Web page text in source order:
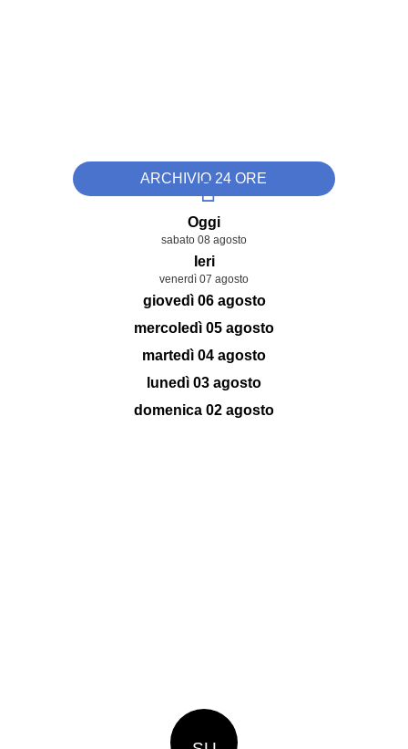
ARCHIVIO 24 ORE
Oggi
sabato 08 agosto
Ieri
venerdì 07 agosto
giovedì 06 agosto
mercoledì 05 agosto
martedì 04 agosto
lunedì 03 agosto
domenica 02 agosto